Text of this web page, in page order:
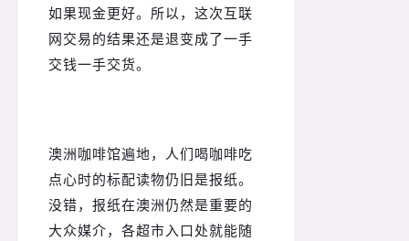
如果现金更好。 所以，这次互联
网交易的结果还是退变成了一手
交钱一手交货。
澳洲咖啡馆遍地，人们喝咖啡吃
点心时的标配读物仍旧是报纸。
没错，报纸在澳洲仍然是重要的
大众媒介，各超市入口处就能随